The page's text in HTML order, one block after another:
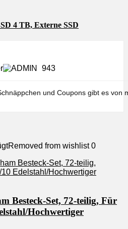
4 TB, Externe SSD
943
und Coupons gibt es von
Removed from wishlist 0
Besteck-Set, 72-teilig, Für
Hochwertiger